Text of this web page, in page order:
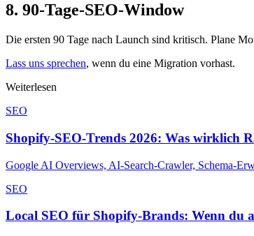
8. 90-Tage-SEO-Window
Die ersten 90 Tage nach Launch sind kritisch. Plane
Lass uns sprechen, wenn du eine Migration vorhast.
Weiterlesen
SEO
Shopify-SEO-Trends 2026: Was wirklich
Google AI Overviews, AI-Search-Crawler, Schema-
SEO
Local SEO für Shopify-Brands: Wenn du